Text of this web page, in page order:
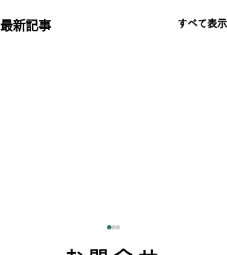
最新記事 すべて表示